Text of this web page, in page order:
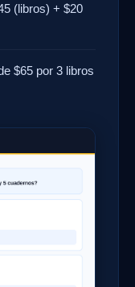
(libros) + $20
$65 por 3 libros